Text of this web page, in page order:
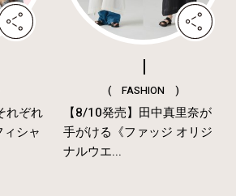
れぞれ
ィシャ
( FASHION )
【8/10発売】田中真里奈が
手がける《ファッジ オリジ
ナルウエ...